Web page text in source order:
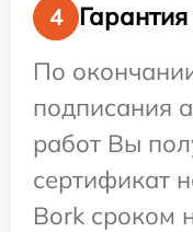
4
Гарантия
По
подписания
работ Вы
сертификат
Bork сроком